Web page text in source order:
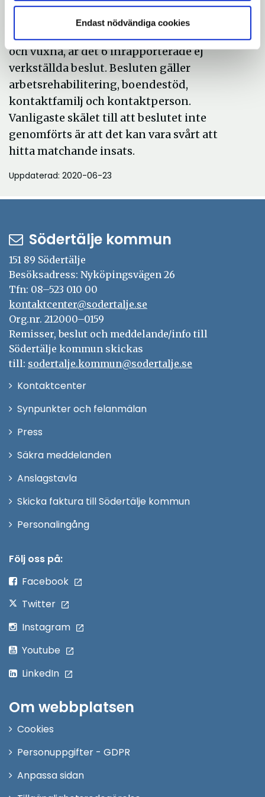
Endast nödvändiga cookies
För socialnämnden, som har det
övergripande ansvaret för barn, ungdomar
och vuxna, är det 6 inrapporterade ej
verkställda beslut. Besluten gäller
arbetsrehabilitering, boendestöd,
kontaktfamilj och kontaktperson.
Vanligaste skälet till att beslutet inte
genomförts är att det kan vara svårt att
hitta matchande insats.
Uppdaterad: 2020-06-23
Södertälje kommun
151 89 Södertälje
Besöksadress: Nyköpingsvägen 26
Tfn: 08–523 010 00
kontaktcenter@sodertalje.se
Org.nr. 212000–0159
Remisser, beslut och meddelande/info till
Södertälje kommun skickas
till: sodertalje.kommun@sodertalje.se
KontaktcenterÖppna
Synpunkter och felanmälan
Press
fönster
Säkra meddelanden
Anslagstavla
Skicka faktura till Södertälje kommun
PersonalingångÖppna
Följ oss på:
Facebook
Twitter
Instagram
Youtube
LinkedIn
Om webbplatsen
Cookies
Personuppgifter - GDPR
Anpassa sidan